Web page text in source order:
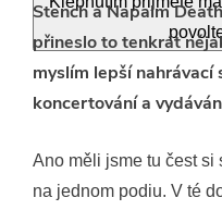
Stench a Napalm
přineslo to tenkrát
myslím lepší nahrávací
koncertování a
Ano měli jsme tu čest si
na jednom podiu. V té